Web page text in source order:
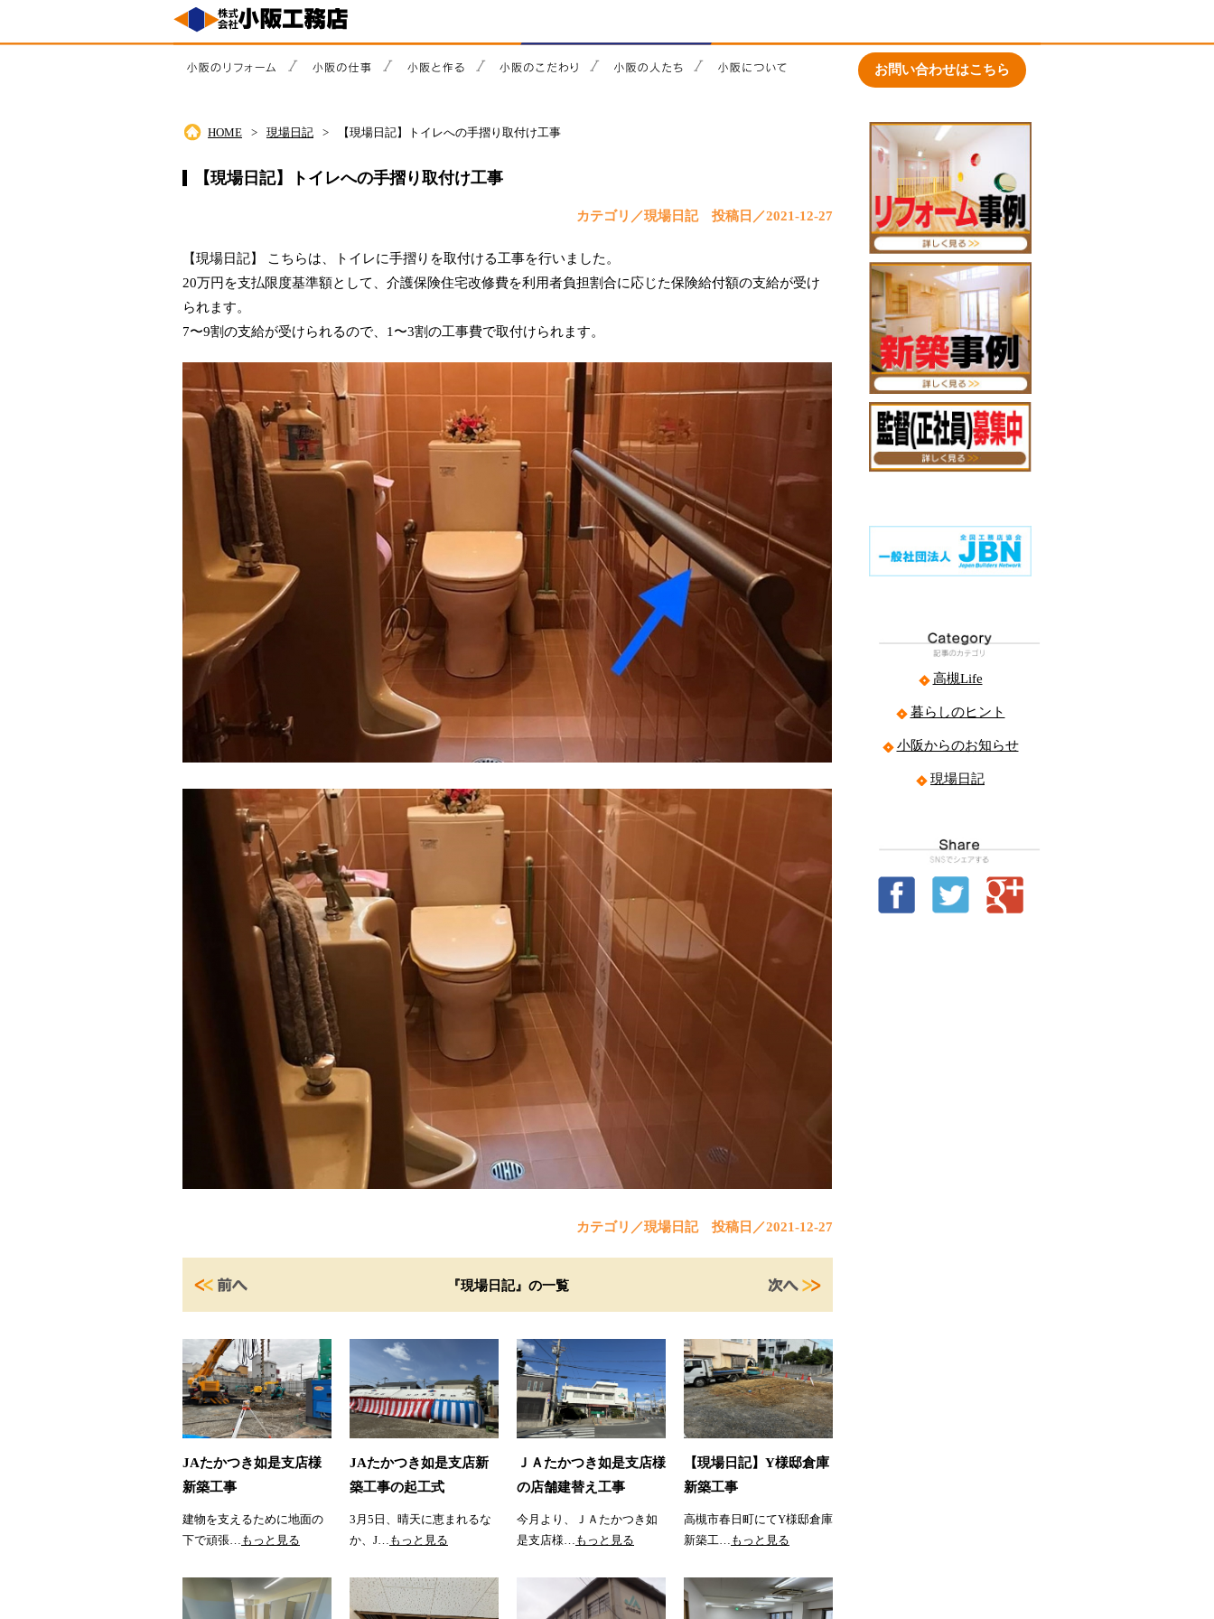
お問い合わせはこちら
HOME 現場日記 【現場日記】トイレへの手摺り取付け工事
【現場日記】トイレへの手摺り取付け工事
カテゴリ／現場日記 投稿日／2021-12-27
【現場日記】 こちらは、トイレに手摺りを取付ける工事を行いました。
20万円を支払限度基準額として、介護保険住宅改修費を利用者負担割合に応じた保険給付額の支給が受け
られます。
7〜9割の支給が受けられるので、1〜3割の工事費で取付けられます。
カテゴリ／現場日記 投稿日／2021-12-27
『現場日記』の一覧
JAたかつき如是支店様
新築工事
建物を支えるために地面の
下で頑張… もっと見る
JAたかつき如是支店新
築工事の起工式
3月5日、晴天に恵まれるな
か、J… もっと見る
ＪＡたかつき如是支店様
の店舗建替え工事
今月より、ＪＡたかつき如
是支店様… もっと見る
【現場日記】Y様邸倉庫
新築工事
高槻市春日町にてY様邸倉庫
新築工… もっと見る
高槻Life
暮らしのヒント
小阪からのお知らせ
現場日記